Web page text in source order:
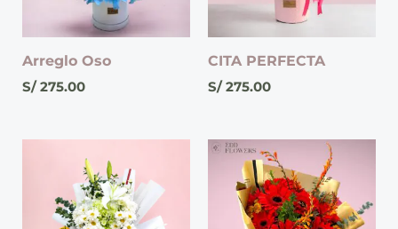
Arreglo Oso
S/275.00
CITA PERFECTA
S/275.00